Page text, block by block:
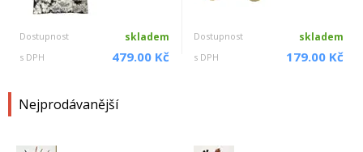
Dostupnost skladem
s DPH 479.00 Kč
Dostupnost skladem
s DPH 179.00 Kč
Nejprodávanější